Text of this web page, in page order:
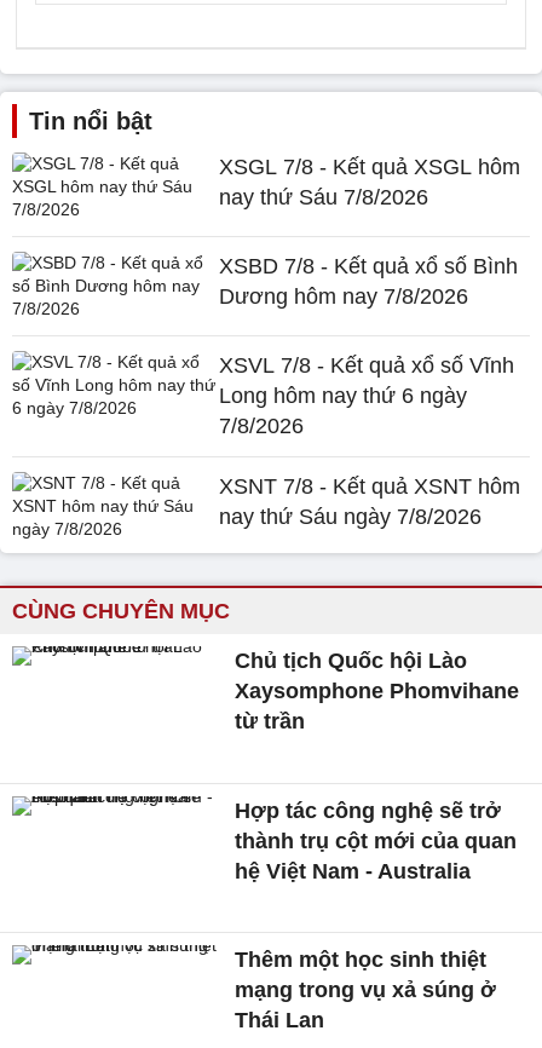
Tin nổi bật
XSGL 7/8 - Kết quả XSGL hôm
nay thứ Sáu 7/8/2026
XSBD 7/8 - Kết quả xổ số Bình
Dương hôm nay 7/8/2026
XSVL 7/8 - Kết quả xổ số Vĩnh
Long hôm nay thứ 6 ngày
7/8/2026
XSNT 7/8 - Kết quả XSNT hôm
nay thứ Sáu ngày 7/8/2026
CÙNG CHUYÊN MỤC
Chủ tịch Quốc hội Lào
Xaysomphone Phomvihane
từ trần
Hợp tác công nghệ sẽ trở
thành trụ cột mới của quan
hệ Việt Nam - Australia
Thêm một học sinh thiệt
mạng trong vụ xả súng ở
Thái Lan